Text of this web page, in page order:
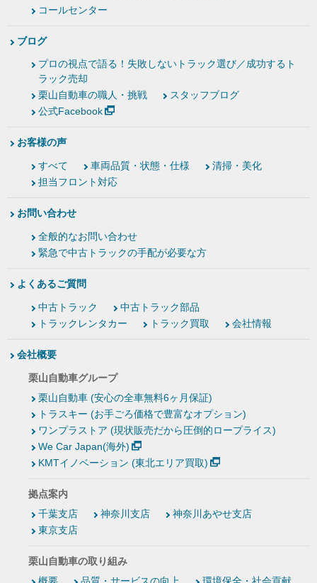
コールセンター
ブログ
プロの視点で語る！失敗しないトラック選び／成功するト
ラック売却
栗山自動車の職人・挑戦
スタッフブログ
公式Facebook
お客様の声
すべて 車両品質・状態・仕様
清掃・美化
担当フロント対応
お問い合わせ
全般的なお問い合わせ
緊急で中古トラックの手配が必要な方
よくあるご質問
中古トラック
中古トラック部品
トラックレンタカー
トラック買取 会社情報
会社概要
栗山自動車グループ
栗山自動車 (安心の全車無料6ヶ月保証)
トラスキー (お手ごろ価格で豊富なオプション)
ワンプラストア (現状販売だから圧倒的ロープライス)
We Car Japan(海外)
KMTイノベーション (東北エリア買取)
拠点案内
千葉支店
神奈川支店
神奈川あやせ支店
東京支店
栗山自動車の取り組み